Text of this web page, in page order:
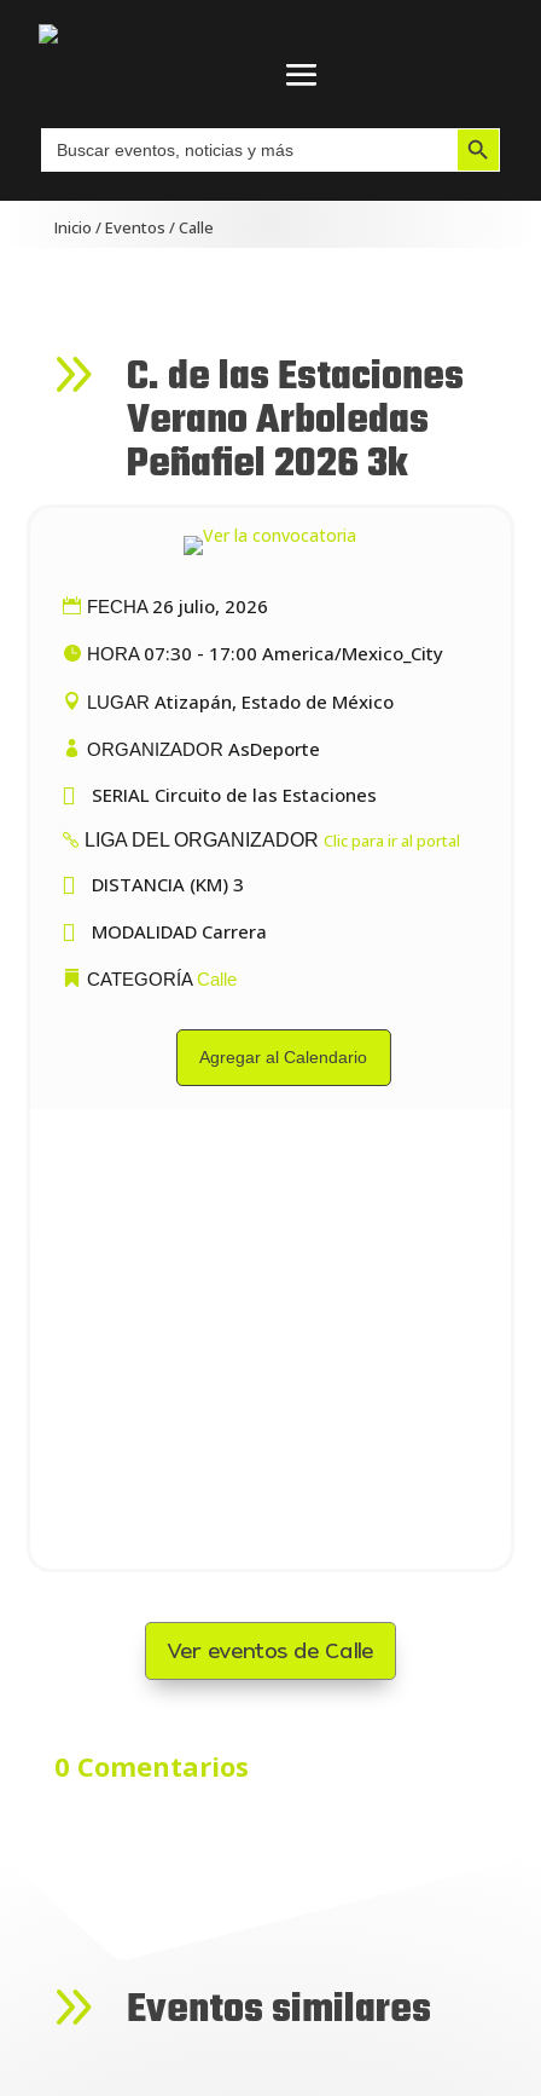
Buscar: Botón de búsqueda
Inicio /Eventos /Calle
9 C. de las Estaciones
Verano Arboledas
Peñafiel 2026 3k
FECHA 26 julio, 2026
HORA 07:30 - 17:00 America/Mexico_City
LUGAR Atizapán, Estado de México
ORGANIZADOR AsDeporte
 SERIAL Circuito de las Estaciones
LIGA DEL ORGANIZADOR Clic para ir al portal
 DISTANCIA (KM) 3
 MODALIDAD Carrera
CATEGORÍACalle
Agregar al Calendario
Ver eventos de Calle
0 Comentarios
9 Eventos similares